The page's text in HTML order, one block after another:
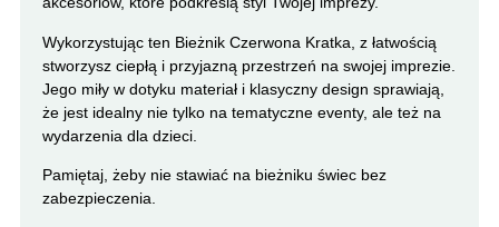
Wykorzystując ten Bieżnik Czerwona Kratka, z łatwością
stworzysz ciepłą i przyjazną przestrzeń na swojej imprezie.
Jego miły w dotyku materiał i klasyczny design sprawiają,
że jest idealny nie tylko na tematyczne eventy, ale też na
wydarzenia dla dzieci.
Pamiętaj, żeby nie stawiać na bieżniku świec bez
zabezpieczenia.